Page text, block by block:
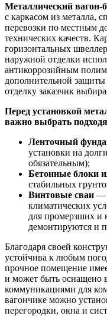
Металлический вагон-
с каркасом из металла,
перевозки по местным
технических качеств.
горизонтальных
наружной отделки
антикоррозийным
дополнительной
отделку заказчик
Перед установкой
важно выбрать
Ленточный
установки на
обязательным);
Бетонные блоки
стабильных
Винтовые сваи —
климатических
для промерзших и
демонтируются и
Благодаря своей
устойчива к любым
прочное помещение
и может быть оснащено
коммуникациями для
вагончике можно
перегородки, окна и